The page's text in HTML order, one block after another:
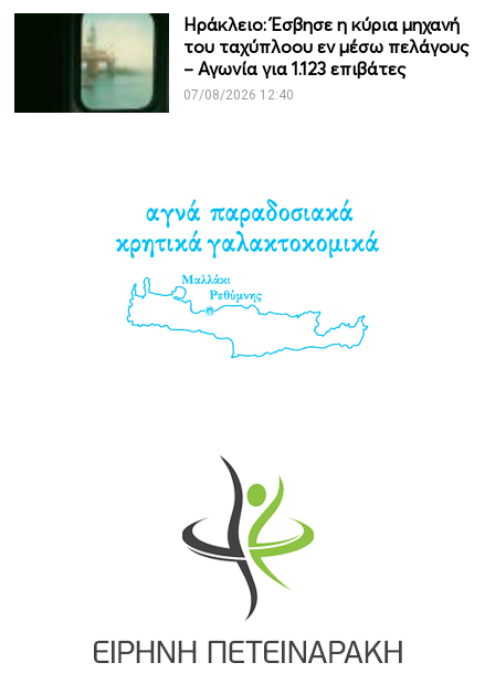
Ηράκλειο: Έσβησε η κύρια μηχανή
του ταχύπλοου εν μέσω πελάγους
– Αγωνία για 1.123 επιβάτες
07/08/2026 12:40